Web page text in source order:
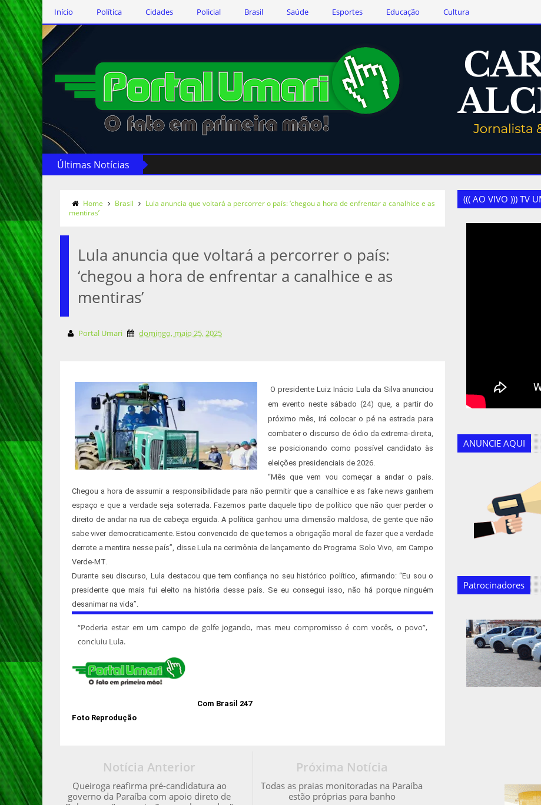
Início Política Cidades Policial Brasil Saúde Esportes Educação Cultura
Últimas Notícias
Home Brasil
Lula anuncia que voltará a percorrer o país: ‘chegou a hora de enfrentar a canalhice e as
mentiras’
Lula anuncia que voltará a percorrer o país:
‘chegou a hora de enfrentar a canalhice e as
mentiras’
Portal Umari domingo, maio 25, 2025
O presidente Luiz Inácio Lula da Silva anunciou
em evento neste sábado (24) que, a partir do
próximo mês, irá colocar o pé na estrada para
combater o discurso de ódio da extrema-direita,
se posicionando como possível candidato às
eleições presidenciais de 2026.
“Mês que vem vou começar a andar o país.
Chegou a hora de assumir a responsibilidade para não permitir que a canalhice e as fake news ganhem
espaço e que a verdade seja soterrada. Fazemos parte daquele tipo de político que não quer perder o
direito de andar na rua de cabeça erguida. A política ganhou uma dimensão maldosa, de gente que não
sabe viver democraticamente. Estou convencido de que temos a obrigação moral de fazer que a verdade
derrote a mentira nesse país”, disse Lula na cerimônia de lançamento do Programa Solo Vivo, em Campo
Verde-MT.
Durante seu discurso, Lula destacou que tem confiança no seu histórico político, afirmando: “Eu sou o
presidente que mais fui eleito na história desse país. Se eu consegui isso, não há porque ninguém
desanimar na vida”.
“Poderia estar em um campo de golfe jogando, mas meu compromisso é com vocês, o povo”,
concluiu Lula.
Com Brasil 247
Foto Reprodução
Próxima Notícia
Todas as praias monitoradas na Paraíba
estão próprias para banho
Notícia Anterior
Queiroga reafirma pré-candidatura ao
governo da Paraíba com apoio direto de
((( AO VIVO ))) TV
ANUNCIE AQUI
Patrocinadores